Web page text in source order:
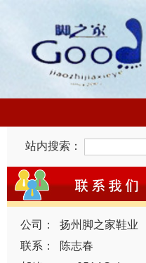
站内搜索：
公司：
扬州脚之家鞋业
联系：
陈志春